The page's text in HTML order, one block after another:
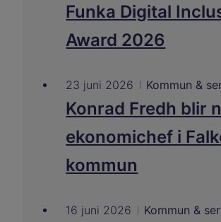
Funka Digital
Award 2026
23 juni 2026 Kommun &
Konrad Fredh blir
ekonomichef i
kommun
16 juni 2026 Kommun &